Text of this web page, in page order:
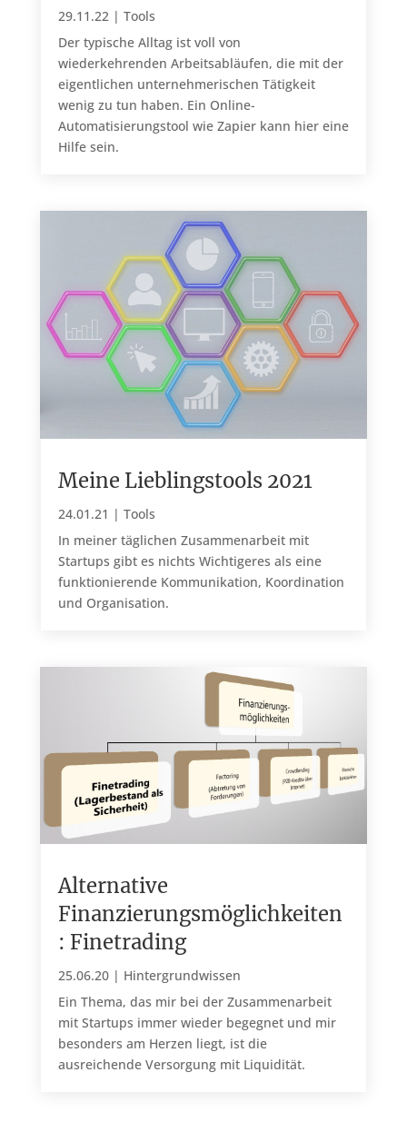
29.11.22 | Tools
Der typische Alltag ist voll von
wiederkehrenden Arbeitsabläufen, die mit der
eigentlichen unternehmerischen Tätigkeit
wenig zu tun haben. Ein Online-
Automatisierungstool wie Zapier kann hier eine
Hilfe sein.
Meine Lieblingstools 2021
24.01.21 | Tools
In meiner täglichen Zusammenarbeit mit
Startups gibt es nichts Wichtigeres als eine
funktionierende Kommunikation, Koordination
und Organisation.
Alternative
Finanzierungsmöglichkeiten
: Finetrading
25.06.20| Hintergrundwissen
Ein Thema, das mir bei der Zusammenarbeit
mit Startups immer wieder begegnet und mir
besonders am Herzen liegt, ist die
ausreichende Versorgung mit Liquidität.